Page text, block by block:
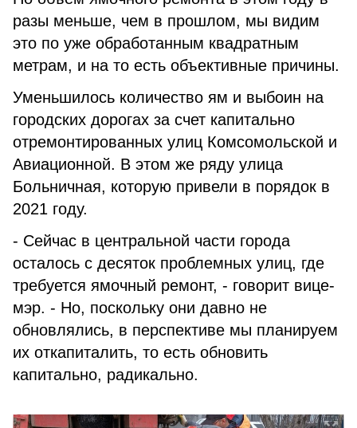
разы меньше, чем в прошлом, мы видим
это по уже обработанным квадратным
метрам, и на то есть объективные причины.
Уменьшилось количество ям и выбоин на
городских дорогах за счет капитально
отремонтированных улиц Комсомольской и
Авиационной. В этом же ряду улица
Больничная, которую привели в порядок в
2021 году.
- Сейчас в центральной части города
осталось с десяток проблемных улиц, где
требуется ямочный ремонт, - говорит вице-
мэр. - Но, поскольку они давно не
обновлялись, в перспективе мы планируем
их откапиталить, то есть обновить
капитально, радикально.